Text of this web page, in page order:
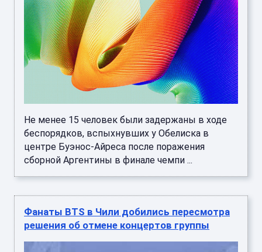
Не менее 15 человек были задержаны в ходе
беспорядков, вспыхнувших у Обелиска в
центре Буэнос-Айреса после поражения
сборной Аргентины в финале чемпи ...
Фанаты BTS в Чили добились пересмотра
решения об отмене концертов группы